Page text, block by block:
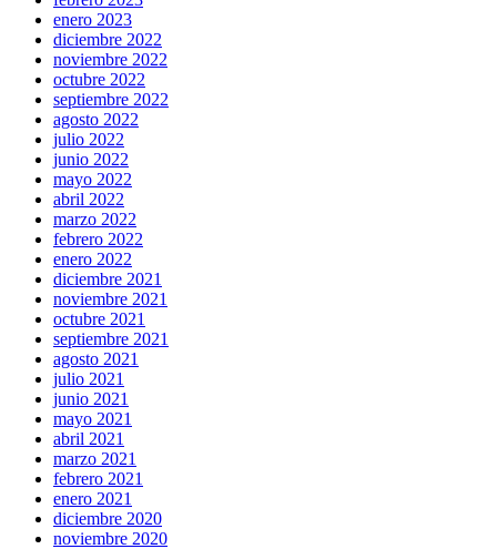
enero 2023
diciembre 2022
noviembre 2022
octubre 2022
septiembre 2022
agosto 2022
julio 2022
junio 2022
mayo 2022
abril 2022
marzo 2022
febrero 2022
enero 2022
diciembre 2021
noviembre 2021
octubre 2021
septiembre 2021
agosto 2021
julio 2021
junio 2021
mayo 2021
abril 2021
marzo 2021
febrero 2021
enero 2021
diciembre 2020
noviembre 2020